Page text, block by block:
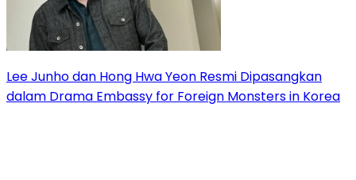
Lee Junho dan Hong Hwa Yeon Resmi Dipasangkan
dalam Drama Embassy for Foreign Monsters in Korea